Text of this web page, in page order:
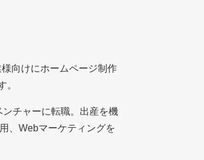
向けにホームページ制作
。
チャーに転職。出産を機
、Webマーケティングを